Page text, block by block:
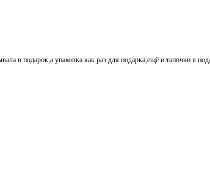
в подарок,а упаковка как раз для подарка,ещё и тапочки в